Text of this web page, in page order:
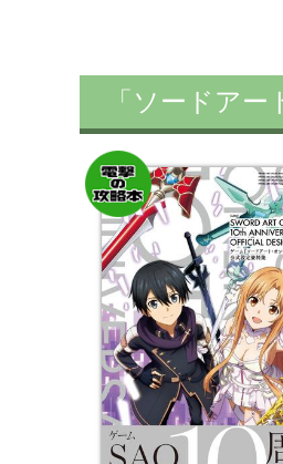
「ソードア